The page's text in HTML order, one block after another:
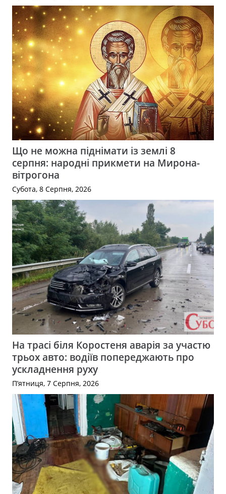
Що не можна піднімати із землі 8
серпня: народні прикмети на Мирона-
вітрогона
Субота, 8 Серпня, 2026
На трасі біля Коростеня аварія за участю
трьох авто: водіїв попереджають про
ускладнення руху
П’ятниця, 7 Серпня, 2026